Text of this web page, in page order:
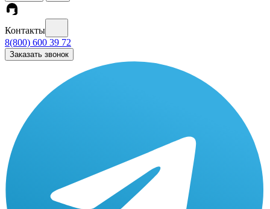
Контакты
8(800) 600 39 72
Заказать звонок